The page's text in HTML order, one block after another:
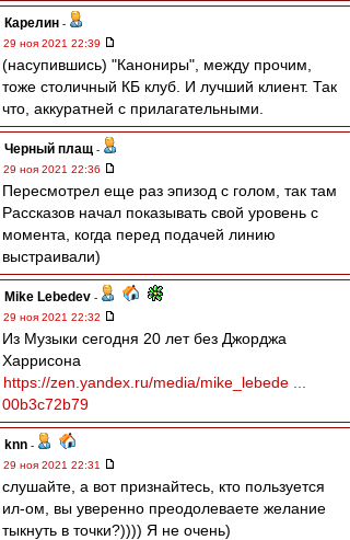
Карелин -
29 ноя 2021 22:39
(насупившись) "Канониры", между прочим,
тоже столичный КБ клуб. И лучший клиент. Так
что, аккуратней с прилагательными.
Черный плащ -
29 ноя 2021 22:36
Пересмотрел еще раз эпизод с голом, так там
Рассказов начал показывать свой уровень с
момента, когда перед подачей линию
выстраивали)
Mike Lebedev -
29 ноя 2021 22:32
Из Музыки сегодня 20 лет без Джорджа
Харрисона
https://zen.yandex.ru/media/mike_lebede ...
00b3c72b79
knn -
29 ноя 2021 22:31
слушайте, а вот признайтесь, кто пользуется
ил-ом, вы уверенно преодолеваете желание
тыкнуть в точки?)))) Я не очень)